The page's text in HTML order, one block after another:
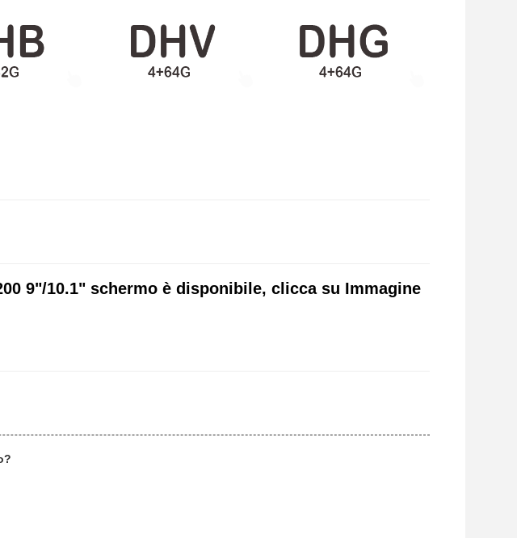
9"/10.1" schermo è disponibile, clicca su Immagine